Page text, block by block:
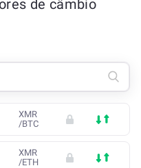
de câmbio
XMR
/BTC
XMR
/ETH